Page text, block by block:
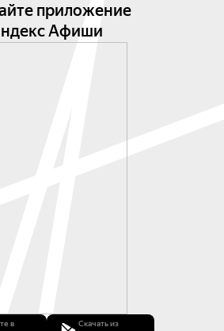
приложение
Афиши
в Скачать из